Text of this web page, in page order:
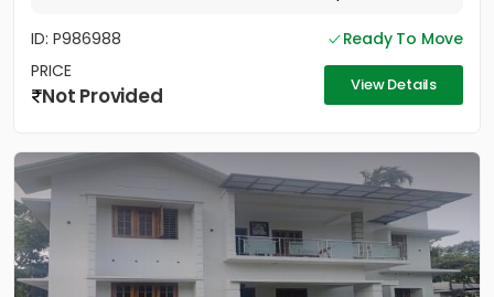
ID: P986988
Ready To Move
PRICE
Not Provided View Details